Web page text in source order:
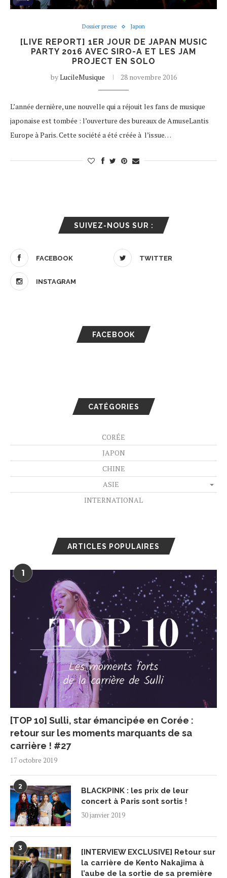
Dossier presse Japon
[LIVE REPORT] 1ER JOUR DE JAPAN MUSIC
PARTY 2016 AVEC SIRO-A ET LES JAM
PROJECT EN SOLO
byLucileMusique 28 novembre 2016
L’année dernière, une nouvelle qui a réjouit les fans de musique
japonaise est tombée : l’ouverture des bureaux de AmuseLantis
Europe à Paris. Cette société a été créée à l’issue…
SUIVEZ-NOUS SUR :
FACEBOOK TWITTER
INSTAGRAM
FACEBOOK
CATÉGORIES
CORÉE
JAPON
CHINE
ASIE
INTERNATIONAL
ARTICLES POPULAIRES
1
[TOP 10] Sulli, star émancipée en Corée :
retour sur les moments marquants de sa
carrière ! #27
17 octobre 2019
2
BLACKPINK : les prix de leur
concert à Paris sont sortis !
30 janvier 2019
3
[INTERVIEW EXCLUSIVE] Retour sur
la carrière de Kento Nakajima à
l’aube de la sortie de sa première